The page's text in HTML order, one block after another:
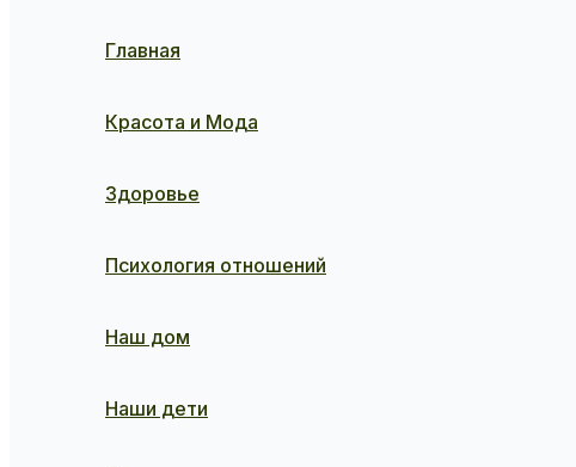
Главная
Красота и Мода
Здоровье
Психология отношений
Наш дом
Наши дети